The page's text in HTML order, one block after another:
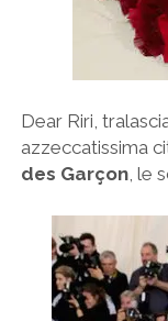
Dear Riri,
azzeccatissima
des Garçon, le